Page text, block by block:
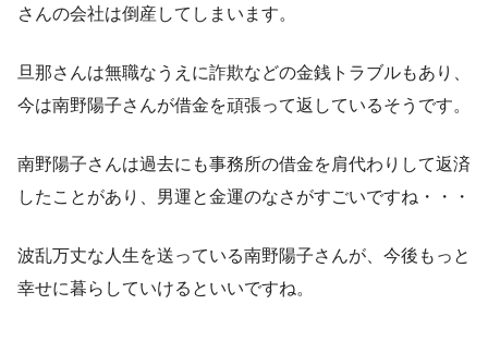
さんの会社は倒産してしまいます。
旦那さんは無職なうえに詐欺などの金銭トラブルもあり、
今は南野陽子さんが借金を頑張って返しているそうです。
南野陽子さんは過去にも事務所の借金を肩代わりして返済
したことがあり、男運と金運のなさがすごいですね・・・
波乱万丈な人生を送っている南野陽子さんが、今後もっと
幸せに暮らしていけるといいですね。